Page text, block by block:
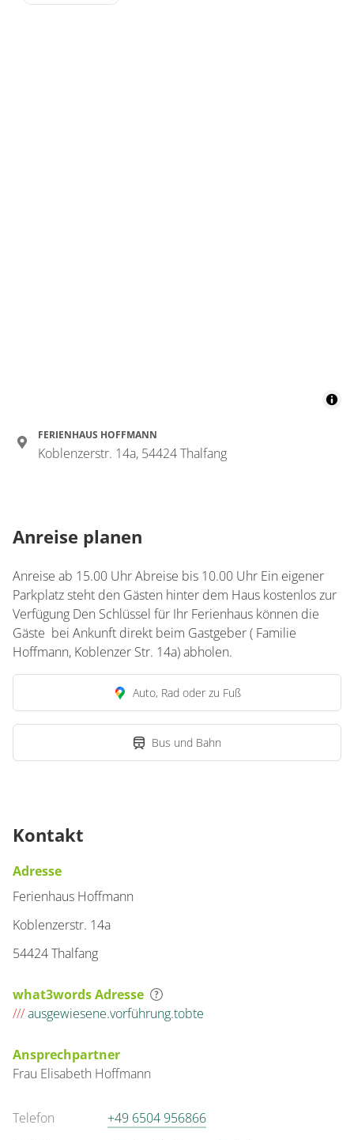
FERIENHAUS HOFFMANN
Koblenzerstr. 14a, 54424 Thalfang
Anreise planen
Anreise ab 15.00 Uhr Abreise bis 10.00 Uhr Ein eigener
Parkplatz steht den Gästen hinter dem Haus kostenlos zur
Verfügung Den Schlüssel für Ihr Ferienhaus können die
Gäste bei Ankunft direkt beim Gastgeber ( Familie
Hoffmann, Koblenzer Str. 14a) abholen.
Auto, Rad oder zu Fuß
Bus und Bahn
Kontakt
Adresse
Ferienhaus Hoffmann
Koblenzerstr. 14a
54424 Thalfang
what3words Adresse
///ausgewiesene.vorführung.tobte
Ansprechpartner
Frau Elisabeth Hoffmann
Telefon
+49 6504 956866